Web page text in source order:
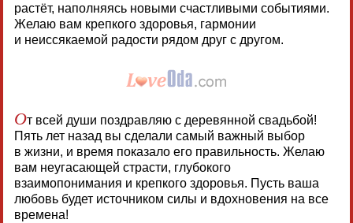
растёт, наполняясь новыми счастливыми событиями.
Желаю вам крепкого здоровья, гармонии
и неиссякаемой радости рядом друг с другом.
От всей души поздравляю с деревянной свадьбой!
Пять лет назад вы сделали самый важный выбор
в жизни, и время показало его правильность. Желаю
вам неугасающей страсти, глубокого
взаимопонимания и крепкого здоровья. Пусть ваша
любовь будет источником силы и вдохновения на все
времена!